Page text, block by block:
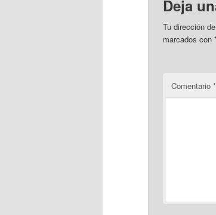
Deja
Tu dirección
marcados con
Comentario*